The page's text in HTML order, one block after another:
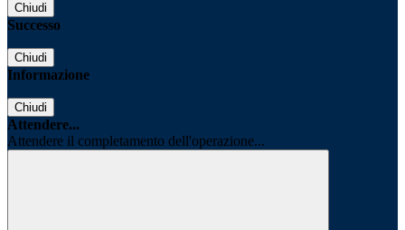
Chiudi
Successo
Chiudi
Informazione
Chiudi
Attendere...
Attendere il completamento dell'operazione...